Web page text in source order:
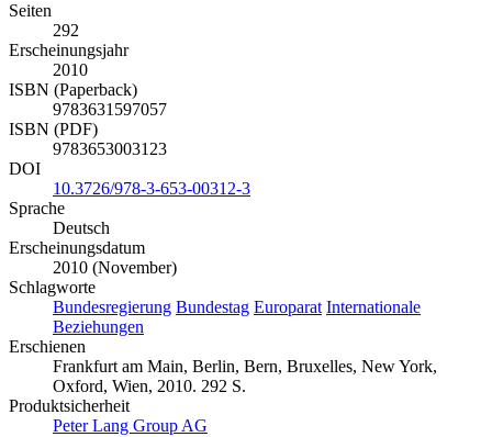
Seiten
292
Erscheinungsjahr
2010
ISBN (Paperback)
9783631597057
ISBN (PDF)
9783653003123
DOI
10.3726/978-3-653-00312-3
Sprache
Deutsch
Erscheinungsdatum
2010 (November)
Schlagworte
Bundesregierung Bundestag Europarat Internationale
Beziehungen
Erschienen
Frankfurt am Main, Berlin, Bern, Bruxelles, New York,
Oxford, Wien, 2010. 292 S.
Produktsicherheit
Peter Lang Group AG